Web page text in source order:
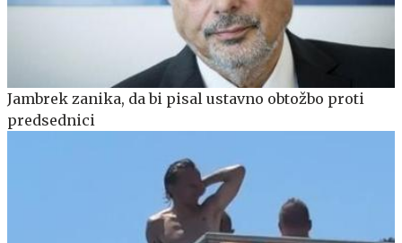
Jambrek zanika, da bi pisal ustavno obtožbo proti
predsednici